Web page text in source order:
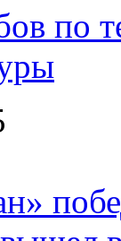
по